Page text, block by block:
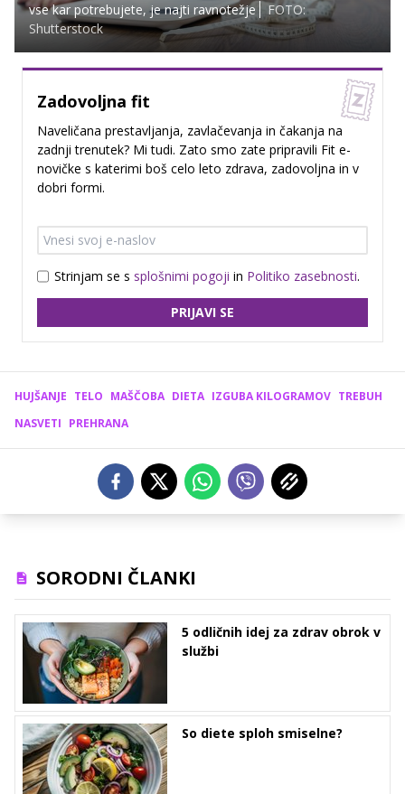
vse kar potrebujete, je najti ravnotežje
FOTO:
Shutterstock
Zadovoljna fit
Naveličana prestavljanja, zavlačevanja in čakanja na
zadnji trenutek? Mi tudi. Zato smo zate pripravili Fit e-
novičke s katerimi boš celo leto zdrava, zadovoljna in v
dobri formi.
Strinjam se s splošnimi pogoji in Politiko zasebnosti.
PRIJAVI SE
HUJŠANJE TELO MAŠČOBA DIETA IZGUBA KILOGRAMOV TREBUH
NASVETI PREHRANA
SORODNI ČLANKI
5 odličnih idej za zdrav obrok v
službi
So diete sploh smiselne?